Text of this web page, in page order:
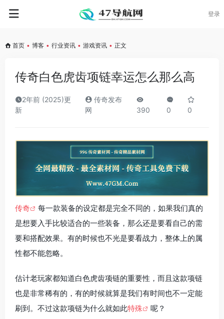
登录
首页 • 博客 • 行业资讯 • 游戏资讯 • 正文
传奇白色虎齿项链幸运怎么那么高
2年前 (2025)更
新
传奇发布
网
390 0 0
传奇
每一款装备的设定都是完全不同的，如果我们真的
是想要入手比较适合的一些装备，那么还是要看自己的需
要和搭配效果。有的时候也不光是要看战力，整体上的属
性都不能忽略。
估计老玩家都知道白色虎齿项链的重要性，而且这款项链
也是非常稀有的，有的时候就算是我们有时间也不一定能
刷到。不过这款项链为什么就如此特殊 呢？